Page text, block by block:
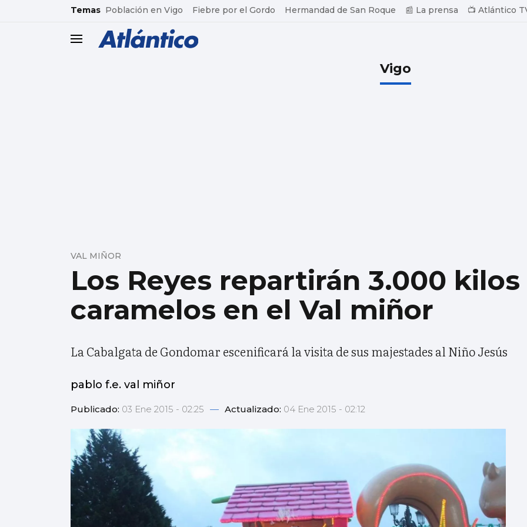
common.go-to-content
Temas Población en Vigo Fiebre por el Gordo Hermandad de San Roque 📰 La prensa 📺 Atlántico
header.menu.open
Vigo
Los Reyes repartirán 3.000
caramelos en el Val miñor
VAL MIÑOR
La Cabalgata de Gondomar escenificará la visita de sus majestades al Niño Jesús
pablo f.e. val miñor
Publicado: 03 Ene 2015 - 02:25 — Actualizado: 04 Ene 2015 - 02:12